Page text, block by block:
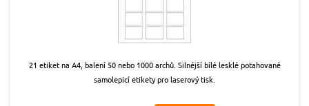
21 etiket na A4, balení 50 nebo 1000 archů. Silnější bílé lesklé potahované
samolepicí etikety pro laserový tisk.